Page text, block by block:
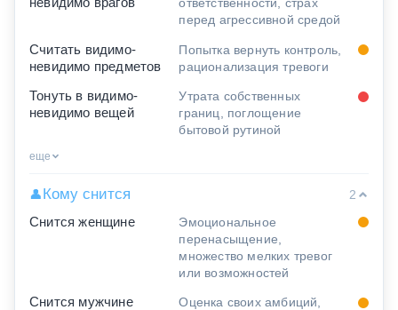
невидимо врагов
ответственности, страх
перед агрессивной средой
Считать видимо-
невидимо предметов
Попытка вернуть контроль,
рационализация тревоги
Тонуть в видимо-
невидимо вещей
Утрата собственных
границ, поглощение
бытовой рутиной
еще
👤Кому снится
2
Снится женщине
Эмоциональное
перенасыщение,
множество мелких тревог
или возможностей
Снится мужчине
Оценка своих амбиций,